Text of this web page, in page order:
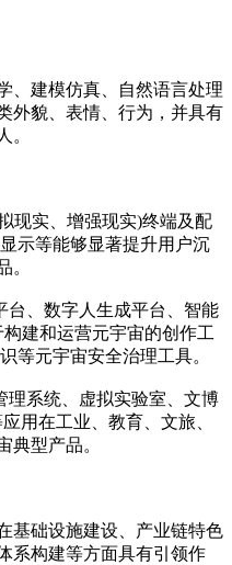
建模仿真、自然语言处理
外貌、表情、行为，并具有
。
实、增强现实)终端及配
示等能够显著提升用户沉
。
、数字人生成平台、智能
建和运营元宇宙的创作工
等元宇宙安全治理工具。
系统、虚拟实验室、文博
用在工业、教育、文旅、
典型产品。
础设施建设、产业链特色
系构建等方面具有引领作